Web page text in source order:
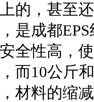
的，甚至
是成都
全性高，
而10公斤
材料的缩